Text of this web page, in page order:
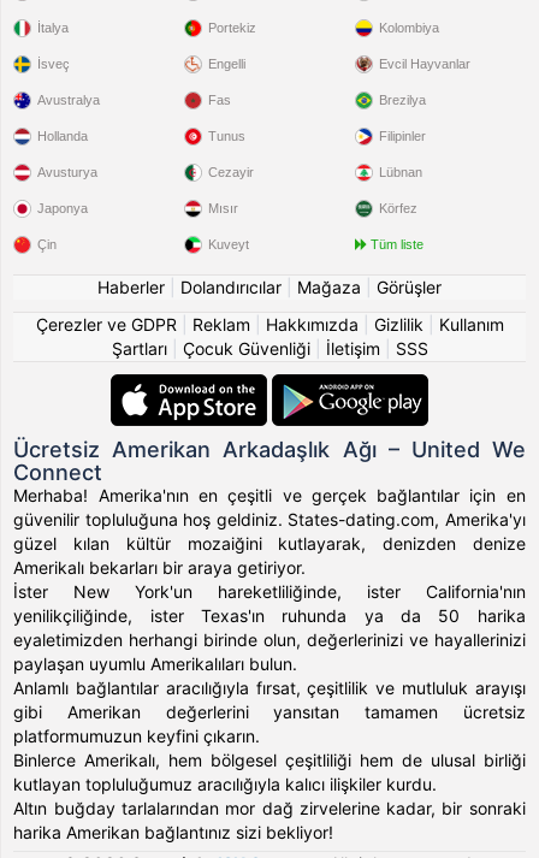
İtalya
İsveç
Portekiz
Engelli
Kolombiya
Evcil Hayvanlar
Avustralya
Hollanda
Avusturya
Japonya
Çin
Fas
Tunus
Cezayir
Mısır
Kuveyt
Brezilya
Filipinler
Lübnan
Körfez
Tüm liste
Haberler Dolandırıcılar Mağaza
Görüşler
Çerezler ve GDPR
Reklam Hakkımızda Gizlilik
Kullanım
Şartları| Çocuk Güvenliği| İletişim SSS
Ücretsiz Amerikan Arkadaşlık Ağı – United We
Connect
Merhaba! Amerika'nın en çeşitli ve gerçek bağlantılar için en
güvenilir topluluğuna hoş geldiniz. States-dating.com, Amerika'yı
güzel kılan kültür mozaiğini kutlayarak, denizden denize
Amerikalı bekarları bir araya getiriyor.
İster New York'un hareketliliğinde, ister California'nın
yenilikçiliğinde, ister Texas'ın ruhunda ya da 50 harika
eyaletimizden herhangi birinde olun, değerlerinizi ve hayallerinizi
paylaşan uyumlu Amerikalıları bulun.
Anlamlı bağlantılar aracılığıyla fırsat, çeşitlilik ve mutluluk arayışı
gibi Amerikan değerlerini yansıtan tamamen ücretsiz
platformumuzun keyfini çıkarın.
Binlerce Amerikalı, hem bölgesel çeşitliliği hem de ulusal birliği
kutlayan topluluğumuz aracılığıyla kalıcı ilişkiler kurdu.
Altın buğday tarlalarından mor dağ zirvelerine kadar, bir sonraki
harika Amerikan bağlantınız sizi bekliyor!